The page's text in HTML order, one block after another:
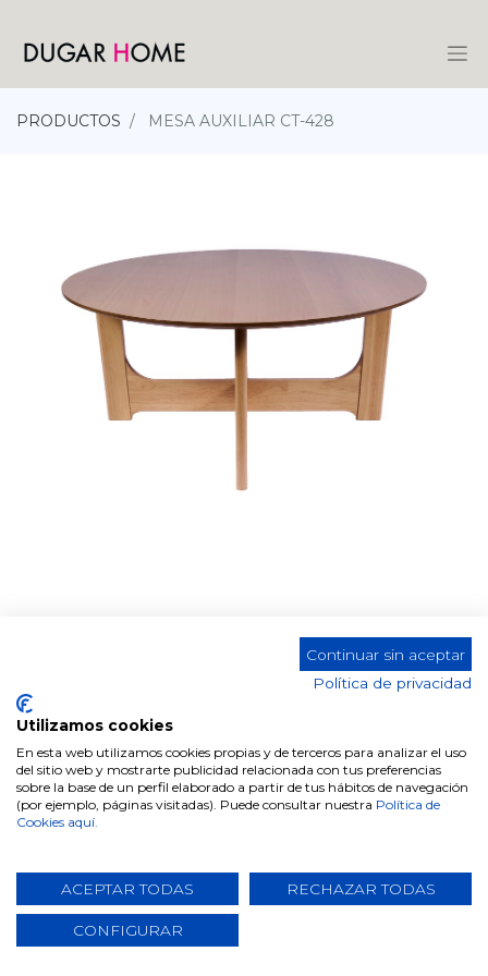
PRODUCTOS MESA AUXILIAR CT-428
Color
Continuar sin aceptar
Política de privacidad
Utilizamos cookies
En esta web utilizamos cookies propias y de terceros para analizar el uso
del sitio web y mostrarte publicidad relacionada con tus preferencias
sobre la base de un perfil elaborado a partir de tus hábitos de navegación
(por ejemplo, páginas visitadas). Puede consultar nuestra Política de
Cookies aquí.
ACEPTAR TODAS RECHAZAR TODAS
CONFIGURAR